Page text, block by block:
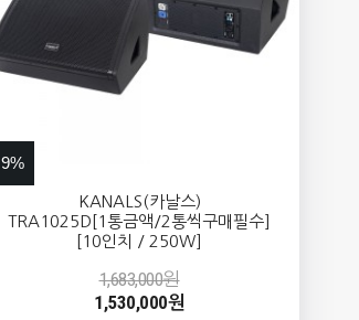
9%
KANALS(카날스)
TRA1025D[1통금액/2통씩구매필수]
[10인치 / 250W]
1,683,000원
1,530,000원